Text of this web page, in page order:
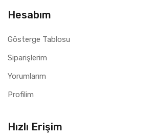
Hesabım
Gösterge Tablosu
Siparişlerim
Yorumlarım
Profilim
Hızlı Erişim